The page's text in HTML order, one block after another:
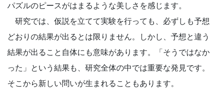
パズルのピースがはまるような美しさを感じます。
研究では、仮説を立てて実験を行っても、必ずしも予想
どおりの結果が出るとは限りません。しかし、予想と違う
結果が出ること自体にも意味があります。「そうではなか
った」という結果も、研究全体の中では重要な発見です。
そこから新しい問いが生まれることもあります。